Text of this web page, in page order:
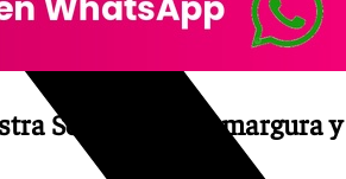
Señora de la Amargura y